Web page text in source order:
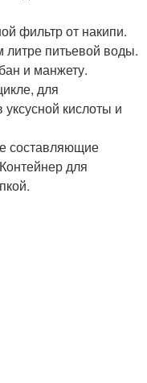
фильтр от накипи.
питьевой воды.
и манжету.
для
уксусной кислоты и
составляющие
для